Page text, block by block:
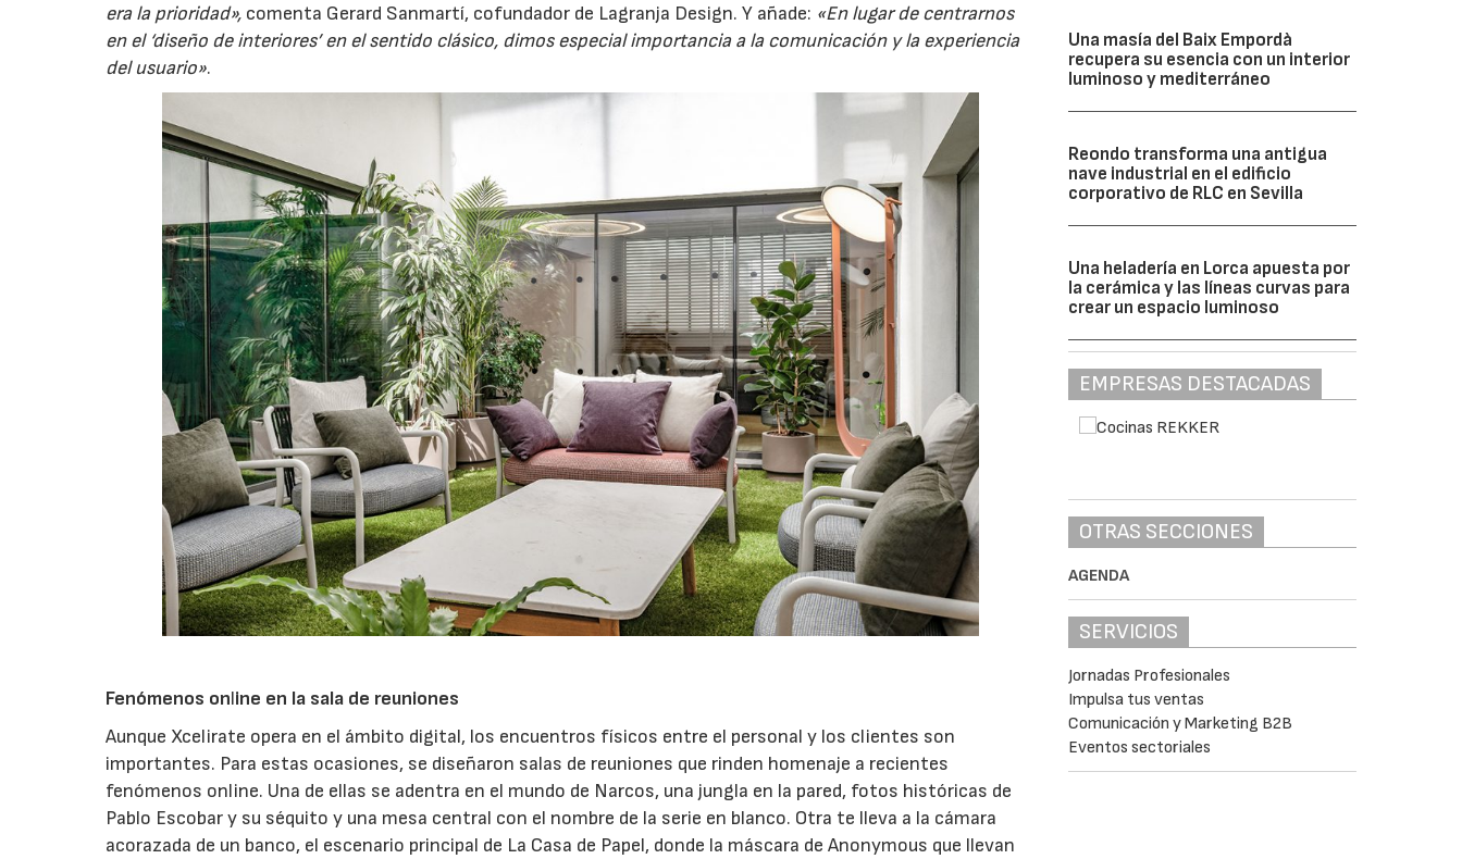
era la prioridad», comenta Gerard Sanmartí, cofundador de Lagranja Design. Y añade: «En lugar de centrarnos
en el ‘diseño de interiores’ en el sentido clásico, dimos especial importancia a la comunicación y la experiencia
del usuario».
Fenómenos online en la sala de reuniones
Aunque Xcelirate opera en el ámbito digital, los encuentros físicos entre el personal y los clientes son
importantes. Para estas ocasiones, se diseñaron salas de reuniones que rinden homenaje a recientes
fenómenos online. Una de ellas se adentra en el mundo de Narcos, una jungla en la pared, fotos históricas de
Pablo Escobar y su séquito y una mesa central con el nombre de la serie en blanco. Otra te lleva a la cámara
acorazada de un banco, el escenario principal de La Casa de Papel, donde la máscara de Anonymous que llevan
Una masía del Baix Empordà
recupera su esencia con un interior
luminoso y mediterráneo
Reondo transforma una antigua
nave industrial en el edificio
corporativo de RLC en Sevilla
Una heladería en Lorca apuesta por
la cerámica y las líneas curvas para
crear un espacio luminoso
EMPRESAS DESTACADAS
OTRAS SECCIONES
AGENDA
SERVICIOS
Jornadas Profesionales
Impulsa tus ventas
Comunicación y Marketing B2B
Eventos sectoriales